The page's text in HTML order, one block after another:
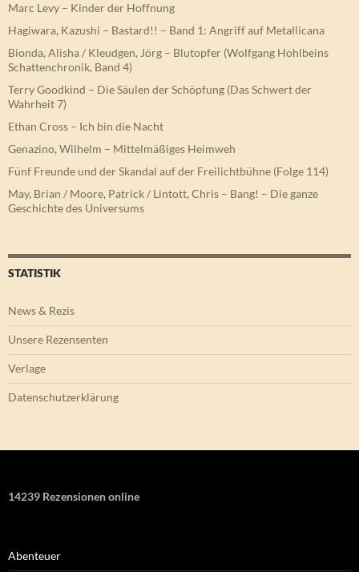
Marc Levy – Kinder der Hoffnung
Hagiwara, Kazushi – Bastard!! – Band 1: Angriff auf Metallicana
Bionda, Alisha / Kleudgen, Jörg – Blutopfer (Wolfgang Hohlbeins
Schattenchronik, Band 4)
Terry Goodkind – Die Säulen der Schöpfung (Das Schwert der
Wahrheit 7)
Ethan Cross – Ich bin die Nacht
Genazino, Wilhelm – Mittelmäßiges Heimweh
Fünf Freunde und der Skandal auf der Freilichtbühne (Folge 114)
May, Brian / Moore, Patrick / Lintott, Chris – Bang! – Die ganze
Geschichte des Universums
STATISTIK
News & Rezis
Unsere Rezensenten
Verlage
Datenschutzerklärung
14239 Rezensionen online
Abenteuer